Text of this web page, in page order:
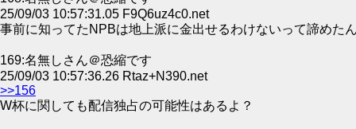
25/09/03 10:57:31.05 F9Q6uz4c0.net
事前に知ってたNPBは地上派に金出せるわけないって諦めた
169:名無しさん＠恐縮です
25/09/03 10:57:36.26 Rtaz+N390.net
>>156
W杯に関しても配信独占の可能性はあるよ？